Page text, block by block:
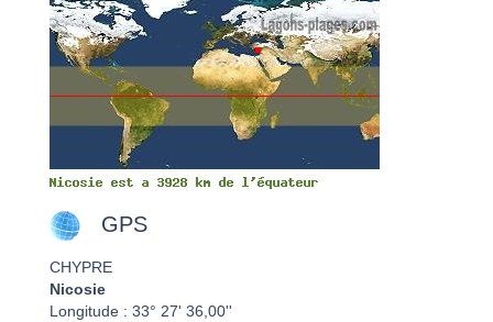
GPS
CHYPRE
Nicosie
Longitude : 33° 27' 36,00''